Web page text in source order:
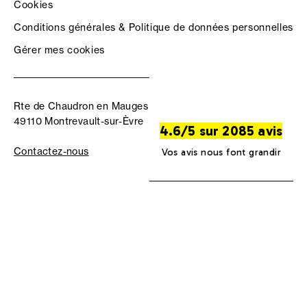
Cookies
Conditions générales & Politique de données personnelles
Gérer mes cookies
Rte de Chaudron en Mauges
49110 Montrevault-sur-Èvre
Contactez-nous
4.6/5 sur 2085 avis
Vos avis nous font grandir